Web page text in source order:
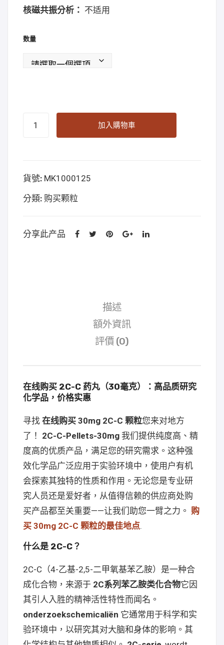
核磁共振分析： 不适用
数量
2C-
Online
Kopen
加入購物車
貨號: MK1000125
分類: 购买颗粒
分享此产品
描述
額外資訊
評價 (0)
在线购买 2C-C 药丸（30毫克）：高品质研究
化学品，价格实惠
寻找 在线购买 30mg 2C-C 颗粒您来对地方
了！ 2C-C-Pellets-30mg 我们提供纯度高、精
度高的优质产品，满足您的研究需求。这种强
效化学品广泛应用于实验环境中，使用户有机
会探索其独特的性质和作用。无论您是专业研
究人员还是爱好者，从值得信赖的供应商处购
买产品都至关重要——让我们助您一臂之力。 购
买 30mg 2C-C 颗粒的最佳地点.
什么是 2C-C？
2C-C（4-乙基-2,5-二甲氧基苯乙胺）是一种合
成化合物，来源于 2C系列苯乙胺类化合物它因
其引人入胜的精神活性特性而闻名。
onderzoekschemicaliën 它通常用于科学和实
验环境中，以研究其对大脑和身体的影响。其